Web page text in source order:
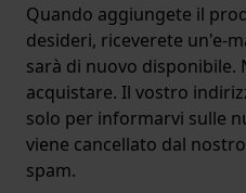
Quando aggiungete il
desideri, riceverete un'e-
sarà di nuovo disponibile.
acquistare. Il vostro
solo per informarvi sulle
viene cancellato dal
spam.